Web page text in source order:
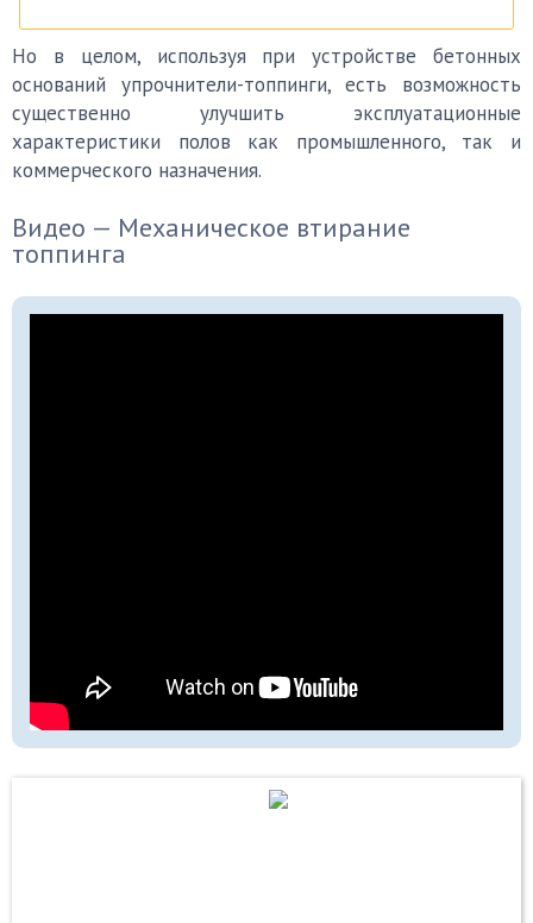
Но в целом, используя при устройстве бетонных
оснований упрочнители-топпинги, есть возможность
существенно улучшить эксплуатационные
характеристики полов как промышленного, так и
коммерческого назначения.
Видео — Механическое втирание
топпинга